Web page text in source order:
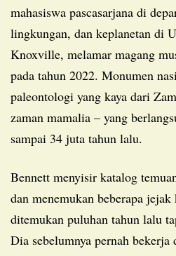
mahasiswa pascasarjana di
lingkungan, dan keplanetan di
Knoxville, melamar magang
pada tahun 2022. Monumen
paleontologi yang kaya dari
zaman mamalia – yang
sampai 34 juta tahun lalu.
Bennett menyisir katalog temuan taman secara online
dan menemukan beberapa
ditemukan puluhan tahun lalu
Dia sebelumnya pernah bekerja